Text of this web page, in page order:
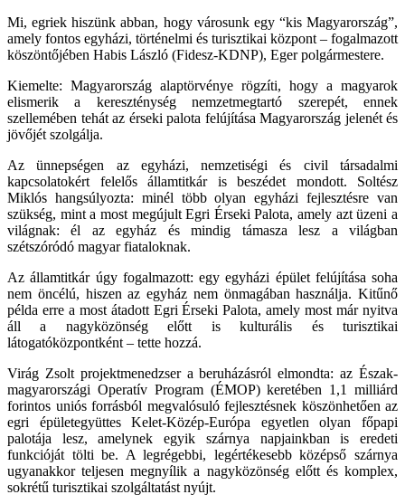
Mi, egriek hiszünk abban, hogy városunk egy “kis Magyarország”,
amely fontos egyházi, történelmi és turisztikai központ – fogalmazott
köszöntőjében Habis László (Fidesz-KDNP), Eger polgármestere.
Kiemelte: Magyarország alaptörvénye rögzíti, hogy a magyarok
elismerik a kereszténység nemzetmegtartó szerepét, ennek
szellemében tehát az érseki palota felújítása Magyarország jelenét és
jövőjét szolgálja.
Az ünnepségen az egyházi, nemzetiségi és civil társadalmi
kapcsolatokért felelős államtitkár is beszédet mondott. Soltész
Miklós hangsúlyozta: minél több olyan egyházi fejlesztésre van
szükség, mint a most megújult Egri Érseki Palota, amely azt üzeni a
világnak: él az egyház és mindig támasza lesz a világban
szétszóródó magyar fiataloknak.
Az államtitkár úgy fogalmazott: egy egyházi épület felújítása soha
nem öncélú, hiszen az egyház nem önmagában használja. Kitűnő
példa erre a most átadott Egri Érseki Palota, amely most már nyitva
áll a nagyközönség előtt is kulturális és turisztikai
látogatóközpontként – tette hozzá.
Virág Zsolt projektmenedzser a beruházásról elmondta: az Észak-
magyarországi Operatív Program (ÉMOP) keretében 1,1 milliárd
forintos uniós forrásból megvalósuló fejlesztésnek köszönhetően az
egri épületegyüttes Kelet-Közép-Európa egyetlen olyan főpapi
palotája lesz, amelynek egyik szárnya napjainkban is eredeti
funkcióját tölti be. A legrégebbi, legértékesebb középső szárnya
ugyanakkor teljesen megnyílik a nagyközönség előtt és komplex,
sokrétű turisztikai szolgáltatást nyújt.